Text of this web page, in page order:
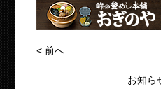
<前へ
お知ら